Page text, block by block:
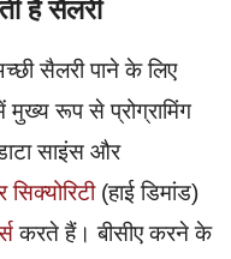
है सैलरी
सैलरी पाने के लिए
रूप से प्रोग्रामिंग
साइंस और
सिक्योरिटी(हाई डिमांड)
करते हैं। बीसीए करने के